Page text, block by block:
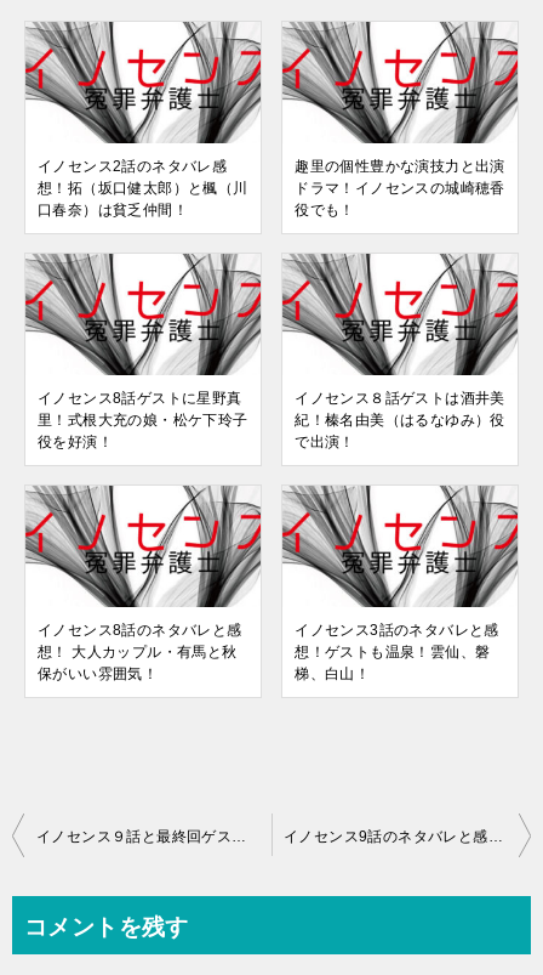
イノセンス2話のネタバレ感
想！拓（坂口健太郎）と楓（川
口春奈）は貧乏仲間！
趣里の個性豊かな演技力と出演
ドラマ！イノセンスの城崎穂香
役でも！
イノセンス8話ゲストに星野真
里！式根大充の娘・松ケ下玲子
役を好演！
イノセンス８話ゲストは酒井美
紀！榛名由美（はるなゆみ）役
で出演！
イノセンス8話のネタバレと感
想！ 大人カップル・有馬と秋
保がいい雰囲気！
イノセンス3話のネタバレと感
想！ゲストも温泉！雲仙、磐
梯、白山！
投
ビ
イノセンス９話と最終回ゲストに木崎ゆりあ！那須亜里沙役がかわいい！ イノセンス9話のネタバレと感想！楓が刺され、拓は孤立無援になる？
コメントを残す